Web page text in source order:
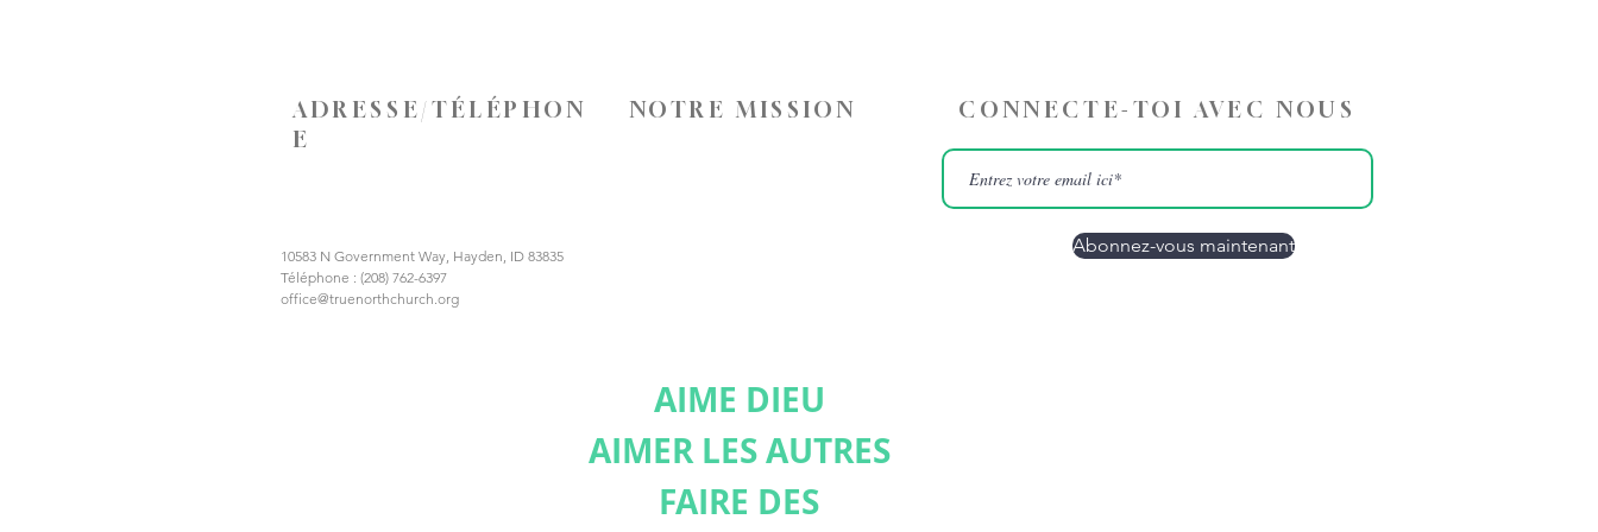
ADRESSE/TÉLÉPHON
E
NOTRE MISSION
10583 N Government Way, Hayden, ID 83835
Téléphone : (208) 762-6397
office@truenorthchurch.org
AIME DIEU
AIMER LES AUTRES
FAIRE DES
CONNECTE-TOI AVEC NOUS
Abonnez-vous maintenant